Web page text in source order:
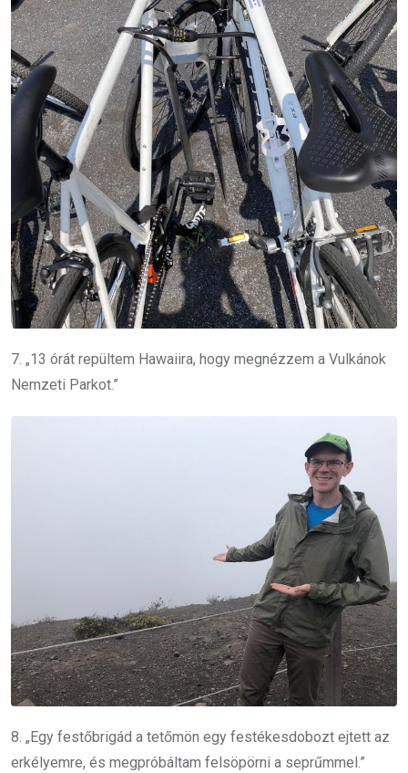
7. „13 órát repültem Hawaiira, hogy megnézzem a Vulkánok
Nemzeti Parkot.”
8. „Egy festőbrigád a tetőmön egy festékesdobozt ejtett az
erkélyemre, és megpróbáltam felsöpörni a seprűmmel.”